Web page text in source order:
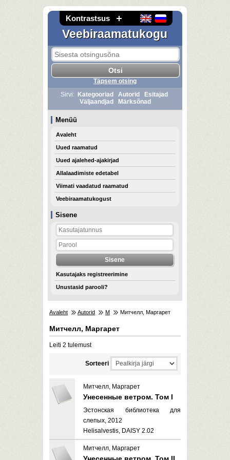
Kontrastsus
Veebiraamatukogu
Sisene
Kasutajaks registreerimine
Unustasid parooli?
Täpsem otsing
Sirvi:
Kategooriad Autorid
Esitajad
Väljaandjad
Märksõnad
Menüü
Avaleht
Uued raamatud
Uued ajalehed-ajakirjad
Allalaadimiste edetabel
Viimati vaadatud raamatud
Veebiraamatukogust
Avaleht Autorid М Митчелл, Маргарет
Митчелл, Маргарет
Leiti 2 tulemust
Sorteeri
Митчелл, Маргарет
Унесенные ветром. Том I
Эстонская библиотека для
слепых, 2012
Helisalvestis, DAISY 2.02
Митчелл, Маргарет